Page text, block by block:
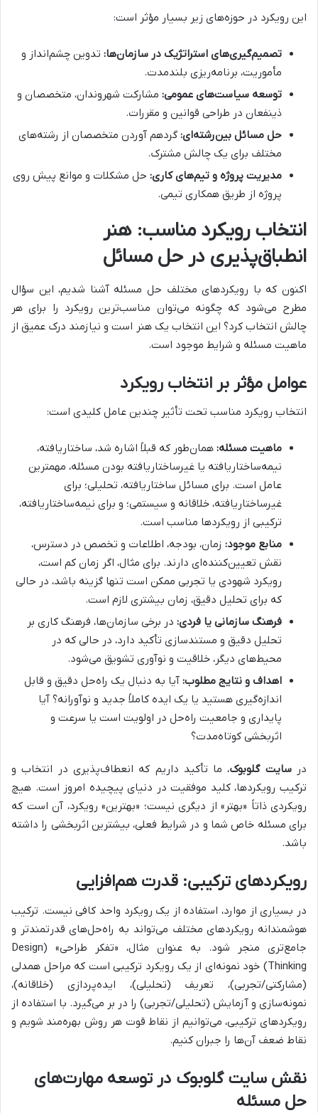
این رویکرد در حوزه‌های زیر بسیار مؤثر است:
تصمیم‌گیری‌های استراتژیک در سازمان‌ها: تدوین چشم‌انداز و
مأموریت، برنامه‌ریزی بلندمدت.
توسعه سیاست‌های عمومی: مشارکت شهروندان، متخصصان و
ذینفعان در طراحی قوانین و مقررات.
حل مسائل بین‌رشته‌ای: گردهم آوردن متخصصان از رشته‌های
مختلف برای یک چالش مشترک.
مدیریت پروژه و تیم‌های کاری: حل مشکلات و موانع پیش روی
پروژه از طریق همکاری تیمی.
انتخاب رویکرد مناسب: هنر
انطباق‌پذیری در حل مسائل
اکنون که با رویکردهای مختلف حل مسئله آشنا شدیم، این سؤال
مطرح می‌شود که چگونه می‌توان مناسب‌ترین رویکرد را برای هر
چالش انتخاب کرد؟ این انتخاب یک هنر است و نیازمند درک عمیق از
ماهیت مسئله و شرایط موجود است.
عوامل مؤثر بر انتخاب رویکرد
انتخاب رویکرد مناسب تحت تأثیر چندین عامل کلیدی است:
ماهیت مسئله: همان‌طور که قبلاً اشاره شد، ساختاریافته،
نیمه‌ساختاریافته یا غیرساختاریافته بودن مسئله، مهمترین
عامل است. برای مسائل ساختاریافته، تحلیلی؛ برای
غیرساختاریافته، خلاقانه و سیستمی؛ و برای نیمه‌ساختاریافته،
ترکیبی از رویکردها مناسب است.
منابع موجود: زمان، بودجه، اطلاعات و تخصص در دسترس،
نقش تعیین‌کننده‌ای دارند. برای مثال، اگر زمان کم است،
رویکرد شهودی یا تجربی ممکن است تنها گزینه باشد، در حالی
که برای تحلیل دقیق، زمان بیشتری لازم است.
فرهنگ سازمانی یا فردی: در برخی سازمان‌ها، فرهنگ کاری بر
تحلیل دقیق و مستندسازی تأکید دارد، در حالی که در
محیط‌های دیگر، خلاقیت و نوآوری تشویق می‌شود.
اهداف و نتایج مطلوب: آیا به دنبال یک راه‌حل دقیق و قابل
اندازه‌گیری هستید یا یک ایده کاملاً جدید و نوآورانه؟ آیا
پایداری و جامعیت راه‌حل در اولویت است یا سرعت و
اثربخشی کوتاه‌مدت؟
درسایت گلوبوک، ما تأکید داریم که انعطاف‌پذیری در انتخاب و
ترکیب رویکردها، کلید موفقیت در دنیای پیچیده امروز است. هیچ
رویکردی ذاتاً «بهتر» از دیگری نیست؛ «بهترین» رویکرد، آن است که
برای مسئله خاص شما و در شرایط فعلی، بیشترین اثربخشی را داشته
باشد.
رویکردهای ترکیبی: قدرت هم‌افزایی
در بسیاری از موارد، استفاده از یک رویکرد واحد کافی نیست. ترکیب
هوشمندانه رویکردهای مختلف می‌تواند به راه‌حل‌های قدرتمندتر و
جامع‌تری منجر شود. به عنوان مثال، «تفکر طراحی» (Design
Thinking) خود نمونه‌ای از یک رویکرد ترکیبی است که مراحل همدلی
(مشارکتی/تجربی)، تعریف (تحلیلی)، ایده‌پردازی (خلاقانه)،
نمونه‌سازی و آزمایش (تحلیلی/تجربی) را در بر می‌گیرد. با استفاده از
رویکردهای ترکیبی، می‌توانیم از نقاط قوت هر روش بهره‌مند شویم و
نقاط ضعف آن‌ها را جبران کنیم.
نقش سایت گلوبوک در توسعه مهارت‌های
حل مسئله